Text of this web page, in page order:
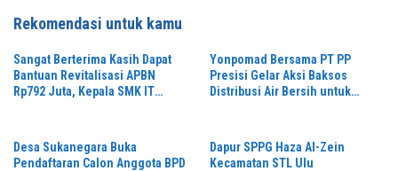
Rekomendasi untuk kamu
Sangat Berterima Kasih Dapat
Bantuan Revitalisasi APBN
Rp792 Juta, Kepala SMK IT
Yonpomad Bersama PT PP
Presisi Gelar Aksi Baksos
Distribusi Air Bersih untuk
Desa Sukanegara Buka
Pendaftaran Calon Anggota BPD
Dapur SPPG Haza Al-Zein
Kecamatan STL Ulu